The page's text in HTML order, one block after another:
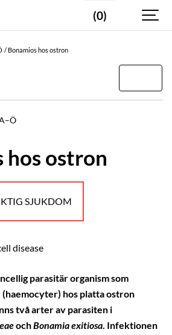
(0)
Bonamios hos ostron
hos ostron
SJUKDOM
disease
parasitär organism som
hos platta ostron
två arter av parasiten i
ochBonamia exitiosa. Infektionen